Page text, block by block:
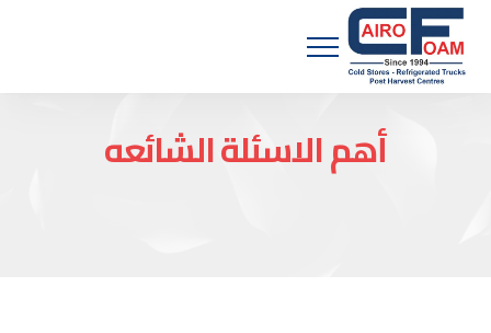
أهم الاسئلة الشائعه